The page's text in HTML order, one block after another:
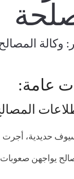
وكالة
عامة:
يواجهن صعوبات في